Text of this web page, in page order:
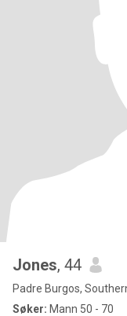
Jones, 44
Padre Burgos,
Søker: Mann 50 - 70